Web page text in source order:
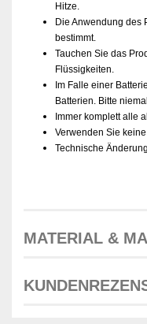
Hitze.
Die Anwendung des
bestimmt.
Tauchen Sie das
Flüssigkeiten.
Im Falle einer
Batterien. Bitte
Immer komplett alle
Verwenden Sie
Technische
MATERIAL &